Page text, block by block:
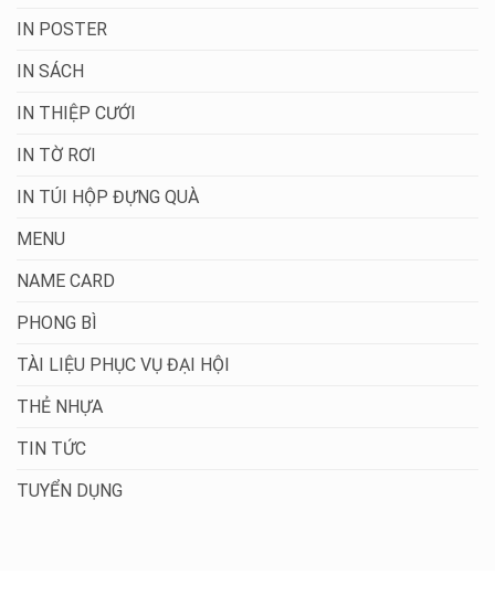
IN POSTER
IN SÁCH
IN THIỆP CƯỚI
IN TỜ RƠI
IN TÚI HỘP ĐỰNG QUÀ
MENU
NAME CARD
PHONG BÌ
TÀI LIỆU PHỤC VỤ ĐẠI HỘI
THẺ NHỰA
TIN TỨC
TUYỂN DỤNG